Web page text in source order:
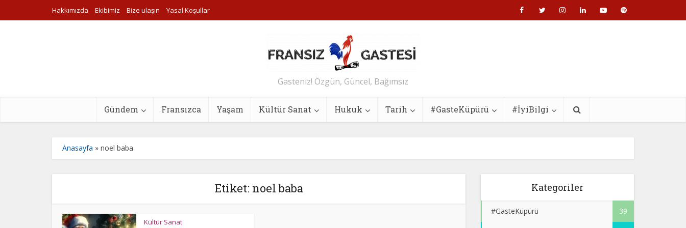
Hakkımızda Ekibimiz Bize ulaşın Yasal Koşullar
Gasteniz! Özgün, Güncel, Bağımsız
Gündem Fransızca Yaşam Kültür Sanat Hukuk Tarih #GasteKüpürü #İyiBilgi
Anasayfa » noel baba
Etiket: noel baba
Kültür Sanat
Kategoriler
#GasteKüpürü 39